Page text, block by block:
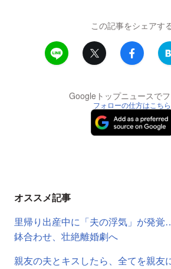
この記事をシェアす
Googleトップニュースで
フォローの仕方はこちら
オススメ記事
里帰り出産中に「夫の浮気」が発
鉢合わせ、壮絶離婚劇へ
親友の夫とキスしたら、全てを親友